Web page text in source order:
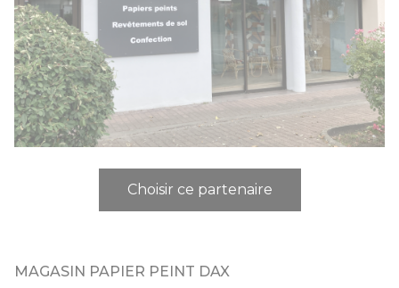
Choisir ce partenaire
MAGASIN PAPIER PEINT DAX